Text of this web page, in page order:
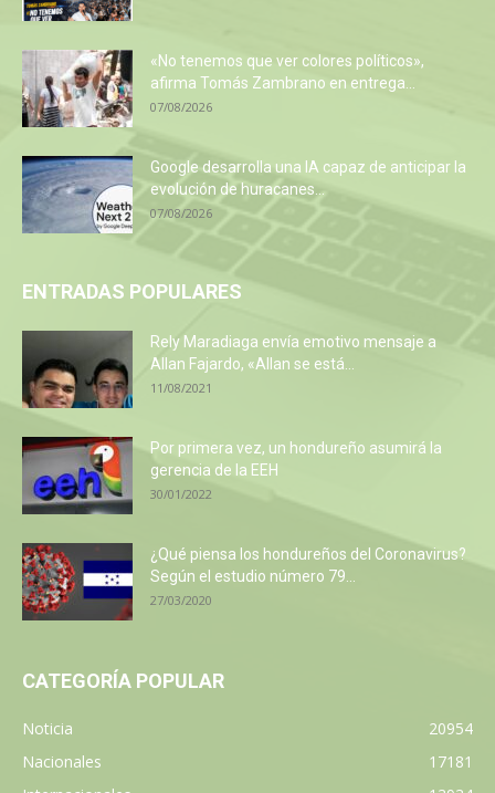
«No tenemos que ver colores políticos»,
afirma Tomás Zambrano en entrega...
07/08/2026
Google desarrolla una IA capaz de anticipar la
evolución de huracanes...
07/08/2026
ENTRADAS POPULARES
Rely Maradiaga envía emotivo mensaje a
Allan Fajardo, «Allan se está...
11/08/2021
Por primera vez, un hondureño asumirá la
gerencia de la EEH
30/01/2022
¿Qué piensa los hondureños del Coronavirus?
Según el estudio número 79...
27/03/2020
CATEGORÍA POPULAR
Noticia
20954
Nacionales
17181